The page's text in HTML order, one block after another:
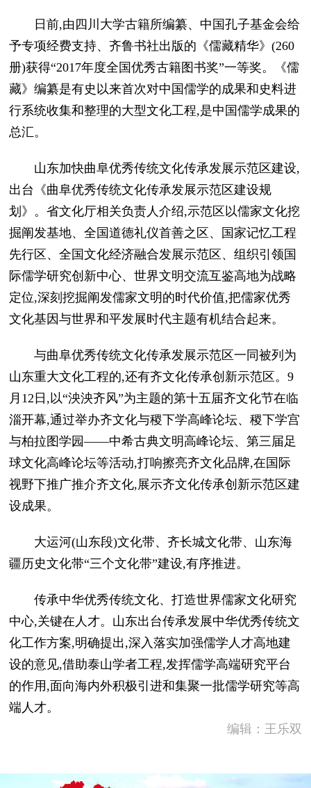
日前,由四川大学古籍所编纂、中国孔子基金会给
予专项经费支持、齐鲁书社出版的《儒藏精华》(260
册)获得“2017年度全国优秀古籍图书奖”一等奖。《儒
藏》编纂是有史以来首次对中国儒学的成果和史料进
行系统收集和整理的大型文化工程,是中国儒学成果的
总汇。
山东加快曲阜优秀传统文化传承发展示范区建设,
出台《曲阜优秀传统文化传承发展示范区建设规
划》。省文化厅相关负责人介绍,示范区以儒家文化挖
掘阐发基地、全国道德礼仪首善之区、国家记忆工程
先行区、全国文化经济融合发展示范区、组织引领国
际儒学研究创新中心、世界文明交流互鉴高地为战略
定位,深刻挖掘阐发儒家文明的时代价值,把儒家优秀
文化基因与世界和平发展时代主题有机结合起来。
与曲阜优秀传统文化传承发展示范区一同被列为
山东重大文化工程的,还有齐文化传承创新示范区。9
月12日,以“泱泱齐风”为主题的第十五届齐文化节在临
淄开幕,通过举办齐文化与稷下学高峰论坛、稷下学宫
与柏拉图学园——中希古典文明高峰论坛、第三届足
球文化高峰论坛等活动,打响擦亮齐文化品牌,在国际
视野下推广推介齐文化,展示齐文化传承创新示范区建
设成果。
大运河(山东段)文化带、齐长城文化带、山东海
疆历史文化带“三个文化带”建设,有序推进。
传承中华优秀传统文化、打造世界儒家文化研究
中心,关键在人才。山东出台传承发展中华优秀传统文
化工作方案,明确提出,深入落实加强儒学人才高地建
设的意见,借助泰山学者工程,发挥儒学高端研究平台
的作用,面向海内外积极引进和集聚一批儒学研究等高
端人才。
编辑：王乐双